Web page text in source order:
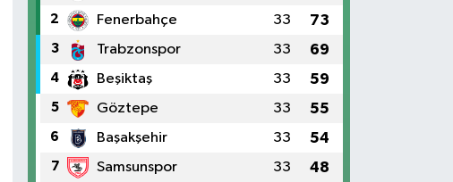
2 Fenerbahçe 33 73
3 Trabzonspor 33 69
4 Beşiktaş 33 59
5 Göztepe 33 55
6 Başakşehir 33 54
7 Samsunspor 33 48